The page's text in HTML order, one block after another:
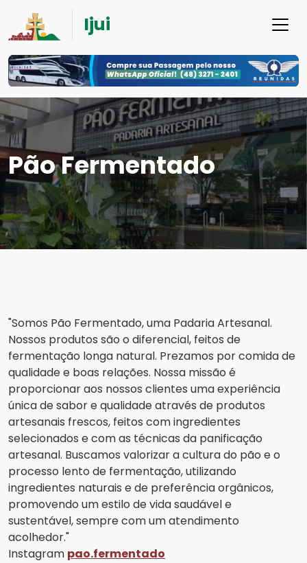
Ijui
Pão Fermentado
"Somos Pão Fermentado, uma Padaria Artesanal.
Nossos produtos são o diferencial, feitos de
fermentação longa natural. Prezamos por comida de
qualidade e boas relações. Nossa missão é
proporcionar aos nossos clientes uma experiência
única de sabor e qualidade através de produtos
artesanais frescos, feitos com ingredientes
selecionados e com as técnicas da panificação
artesanal. Buscamos valorizar a cultura do pão e o
processo lento de fermentação, utilizando
ingredientes naturais e de preferência orgânicos,
promovendo um estilo de vida saudável e
sustentável, sempre com um atendimento
acolhedor."
Instagram pao.fermentado